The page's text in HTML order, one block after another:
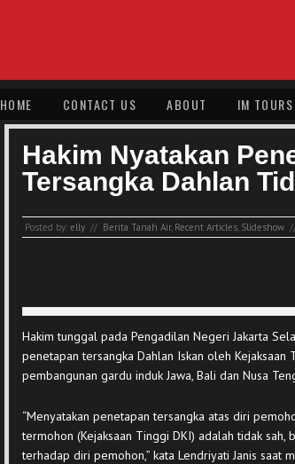
HOME CONTACT US ABOUT IM TOURS
Hakim Nyatakan
Tersangka Dahlan
Posted by: elly // Berita Tanah Air, Recent Articles, Slideshow
Hakim tunggal pada Pengadilan Negeri Jakarta
penetapan tersangka Dahlan Iskan oleh Kejaksaan
pembangunan gardu induk Jawa, Bali dan Nusa
“Menyatakan penetapan tersangka atas diri
termohon (Kejaksaan Tinggi DKI) adalah tidak
terhadap diri pemohon,” kata Lendriyati Janis saat